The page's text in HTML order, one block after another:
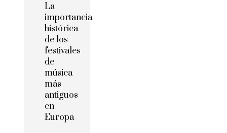
La
importancia
histórica
de los
festivales
de
música
más
antiguos
en
Europa